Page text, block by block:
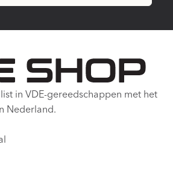
in VDE-gereedschappen met het
Nederland.